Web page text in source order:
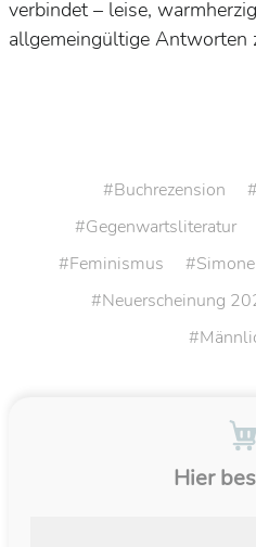
verbindet – leise,
allgemeingültige Antworten
Buchrezension
Gegenwartsliteratur
Feminismus
Neuerscheinung
Hier